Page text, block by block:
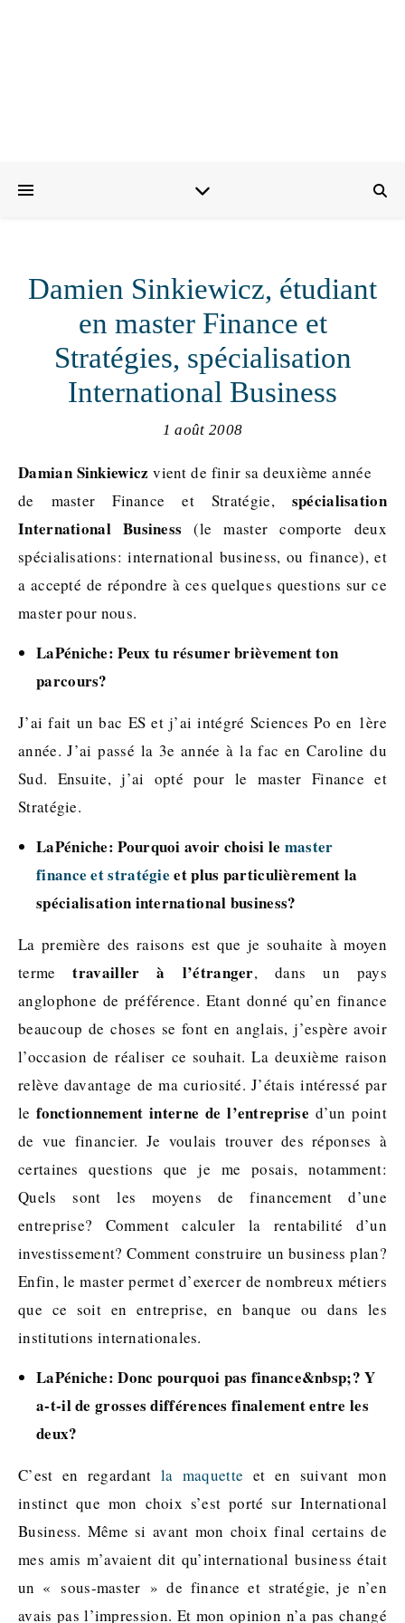
Damien Sinkiewicz, étudiant
en master Finance et
Stratégies, spécialisation
International Business
1 août 2008
Damian Sinkiewicz vient de finir sa deuxième année
de master Finance et Stratégie, spécialisation
International Business (le master comporte deux
spécialisations: international business, ou finance), et
a accepté de répondre à ces quelques questions sur ce
master pour nous.
LaPéniche: Peux tu résumer brièvement ton
parcours?
J’ai fait un bac ES et j’ai intégré Sciences Po en 1ère
année. J’ai passé la 3e année à la fac en Caroline du
Sud. Ensuite, j’ai opté pour le master Finance et
Stratégie.
LaPéniche: Pourquoi avoir choisi le master
finance et stratégie et plus particulièrement la
spécialisation international business?
La première des raisons est que je souhaite à moyen
termetravailler à l’étranger, dans un pays
anglophone de préférence. Etant donné qu’en finance
beaucoup de choses se font en anglais, j’espère avoir
l’occasion de réaliser ce souhait. La deuxième raison
relève davantage de ma curiosité. J’étais intéressé par
lefonctionnement interne de l’entreprise d’un point
de vue financier. Je voulais trouver des réponses à
certaines questions que je me posais, notamment:
Quels sont les moyens de financement d’une
entreprise? Comment calculer la rentabilité d’un
investissement? Comment construire un business plan?
Enfin, le master permet d’exercer de nombreux métiers
que ce soit en entreprise, en banque ou dans les
institutions internationales.
LaPéniche: Donc pourquoi pas finance&nbsp;? Y
a-t-il de grosses différences finalement entre les
deux?
C’est en regardant la maquette et en suivant mon
instinct que mon choix s’est porté sur International
Business. Même si avant mon choix final certains de
mes amis m’avaient dit qu’international business était
un « sous-master » de finance et stratégie, je n’en
avais pas l’impression. Et mon opinion n’a pas changé